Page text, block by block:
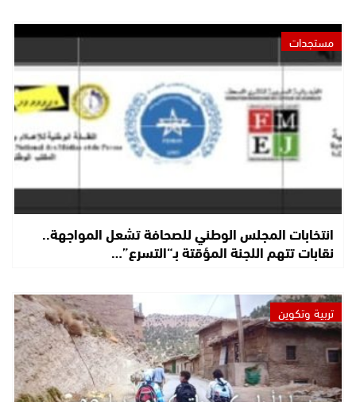
مستجدات
انتخابات المجلس الوطني للصحافة تشعل المواجهة..
نقابات تتهم اللجنة المؤقتة بـ“التسرع”…
تربية وتكوين